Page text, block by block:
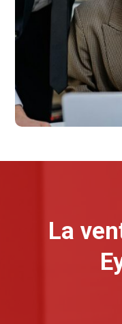
La